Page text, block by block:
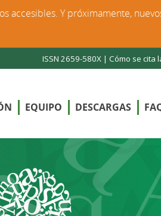
ISSN 2659-580X | Cómo se cita
EQUIPO DESCARGAS
accesibles. Y próximamente,